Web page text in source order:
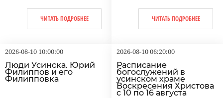
ЧИТАТЬ ПОДРОБНЕЕ ЧИТАТЬ ПОДРОБНЕЕ
2026-08-10 10:00:00
Люди Усинска. Юрий
Филиппов и его
Филипповка
2026-08-10 06:20:00
Расписание
богослужений в
усинском храме
Воскресения Христова
с 10 по 16 августа